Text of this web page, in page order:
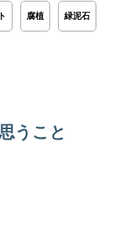
腐植 緑泥石
うこと